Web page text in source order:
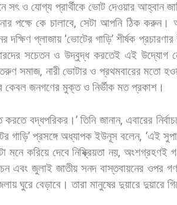
সৎ ও যোগ্য প্রার্থীকে ভোট দেওয়ার আহ্বান
পক্ষে কে চালাবে, সেটা আপনি ঠিক করুন।
দক্ষিণ প্লাজায়‘ভোটের গাড়ি’শীর্ষক প্রচারণার
সচেতন ও উদ্বুদ্ধ করতেই এই উদ্যোগ
সমাজ, নারী ভোটার ও প্রথমবারের মতো
কেবল জনগণের মুক্ত ও নির্ভীক মত প্রকাশ।
করতে বদ্ধপরিকর।’ তিনি জানান, এবারের
গাড়ি’ প্রসঙ্গে অধ্যাপক ইউনূস বলেন, ‘এই
মনে করিয়ে দেবে নিষ্ক্রিয়তা নয়,অংশগ্রহণই
এবং জুলাই জাতীয় সনদ বাস্তবায়নের ওপর
ঘুরে বেড়াবে। তারা মানুষের দুয়ারে দুয়ারে